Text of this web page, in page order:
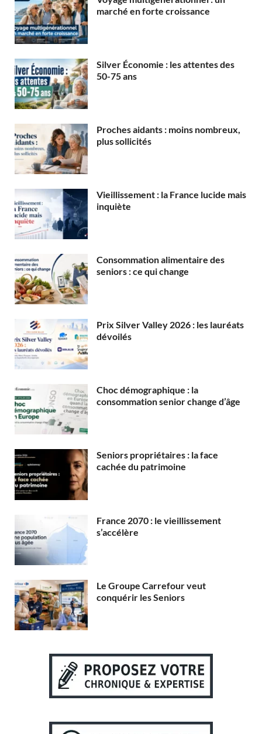
marché en forte croissance
Silver Économie : les attentes des
50-75 ans
Proches aidants : moins nombreux,
plus sollicités
Vieillissement : la France lucide mais
inquiète
Consommation alimentaire des
seniors : ce qui change
Prix Silver Valley 2026 : les lauréats
dévoilés
Choc démographique : la
consommation senior change d’âge
Seniors propriétaires : la face
cachée du patrimoine
France 2070 : le vieillissement
s’accélère
Le Groupe Carrefour veut
conquérir les Seniors